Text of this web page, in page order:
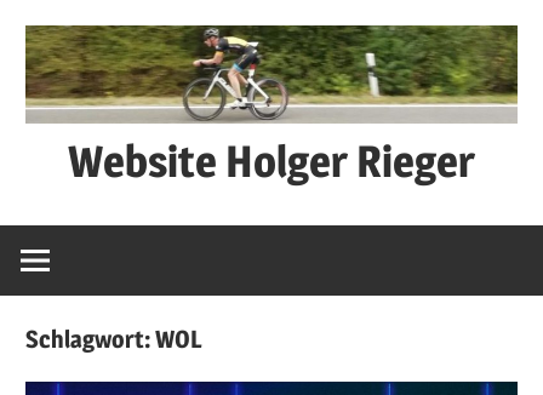
Inhalt
springen
Website Holger Rieger
schwätza
Schlagwort:WOL